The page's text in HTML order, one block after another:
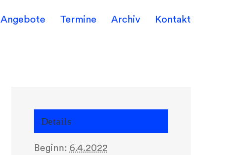
Angebote Termine Archiv Kontakt
Details
Beginn: 6.4.2022